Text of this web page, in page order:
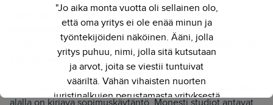
Lisäksi tatuointeihin liittyvien tekijänoikeudellisten ja
tavaramerkkioikeudellisten, sekä kuluttajasuojaan liittyvien
seikkojen vuoksi asioista etukäteen sopiminen selkeyttäisi
oikeustilaa.
Pieni otos tatuointiliikkeiden verkkosivuista paljastaa, että
"Jo aika monta vuotta oli sellainen olo,
että oma yritys ei ole enää minun ja
työntekijöideni näköinen. Ääni, jolla
yritys puhuu, nimi, jolla sitä kutsutaan
ja arvot, joita se viestii tuntuivat
vääriltä. Vähän vihaisten nuorten
juristinalkujen perustamasta yrityksestä